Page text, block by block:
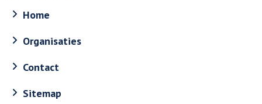
Home
Organisaties
Contact
Sitemap